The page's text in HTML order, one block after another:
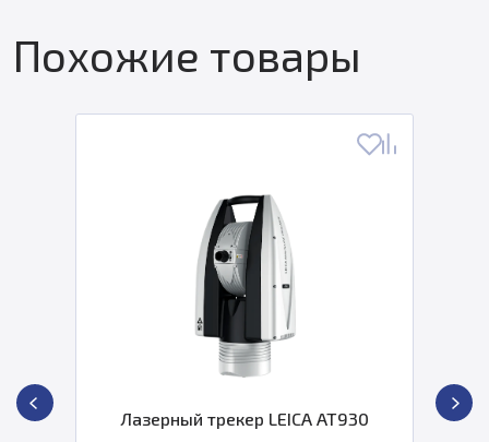
Похожие товары
Лазерный трекер LEICA AT930